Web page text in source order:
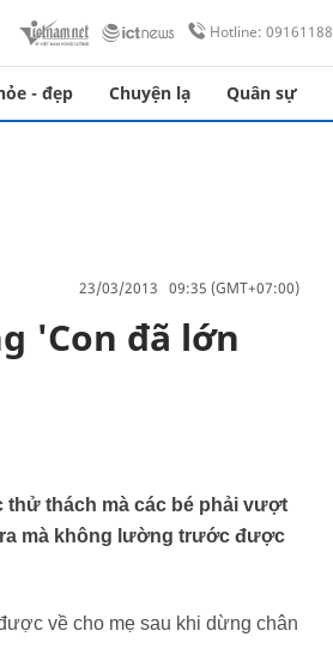
Hotline:
- đẹp Chuyện lạ Quân sự
23/03/2013 09:35 (GMT+07:00)
'Con đã lớn
thử thách mà các bé phải vượt
mà không lường trước được
về cho mẹ sau khi dừng chân